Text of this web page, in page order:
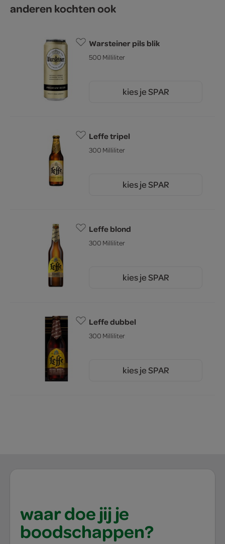
anderen kochten ook
Warsteiner pils blik
500 Milliliter
kies je SPAR
Leffe tripel
300 Milliliter
kies je SPAR
Leffe blond
300 Milliliter
kies je SPAR
Leffe dubbel
300 Milliliter
kies je SPAR
waar doe jij je
boodschappen?